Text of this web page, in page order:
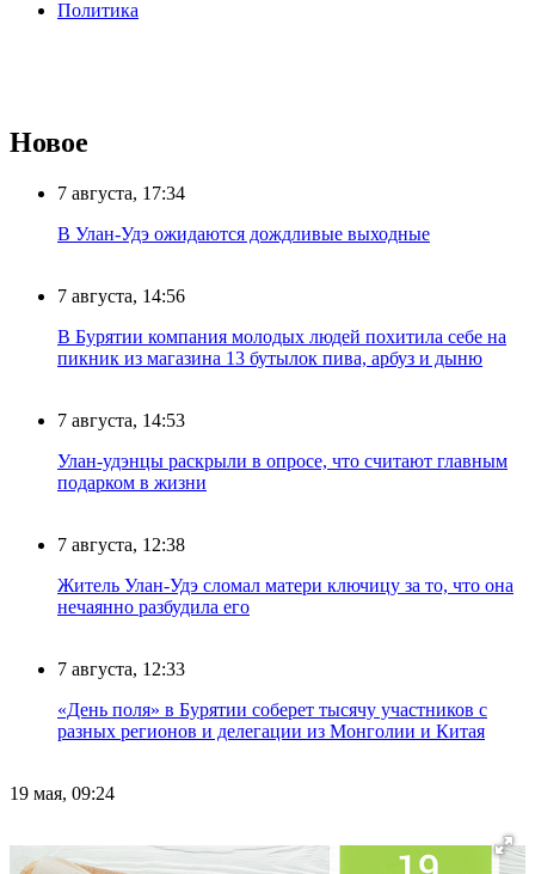
Политика
Новое
7 августа, 17:34
В Улан-Удэ ожидаются дождливые выходные
7 августа, 14:56
В Бурятии компания молодых людей похитила себе на
пикник из магазина 13 бутылок пива, арбуз и дыню
7 августа, 14:53
Улан-удэнцы раскрыли в опросе, что считают главным
подарком в жизни
7 августа, 12:38
Житель Улан-Удэ сломал матери ключицу за то, что она
нечаянно разбудила его
7 августа, 12:33
«День поля» в Бурятии соберет тысячу участников с
разных регионов и делегации из Монголии и Китая
19 мая, 09:24